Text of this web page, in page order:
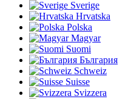
Sverige
Hrvatska
Polska
Magyar
Suomi
България
Schweiz
Suisse
Svizzera